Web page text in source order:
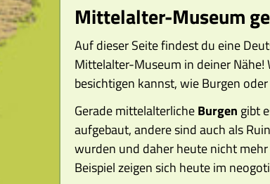
Mittelalter-Museum
Auf dieser Seite findest du eine
Mittelalter-Museum in deiner Nähe!
besichtigen kannst, wie Burgen oder
Gerade mittelalterlicheBurgen gibt
aufgebaut, andere sind auch als
wurden und daher heute nicht
Beispiel zeigen sich heute im